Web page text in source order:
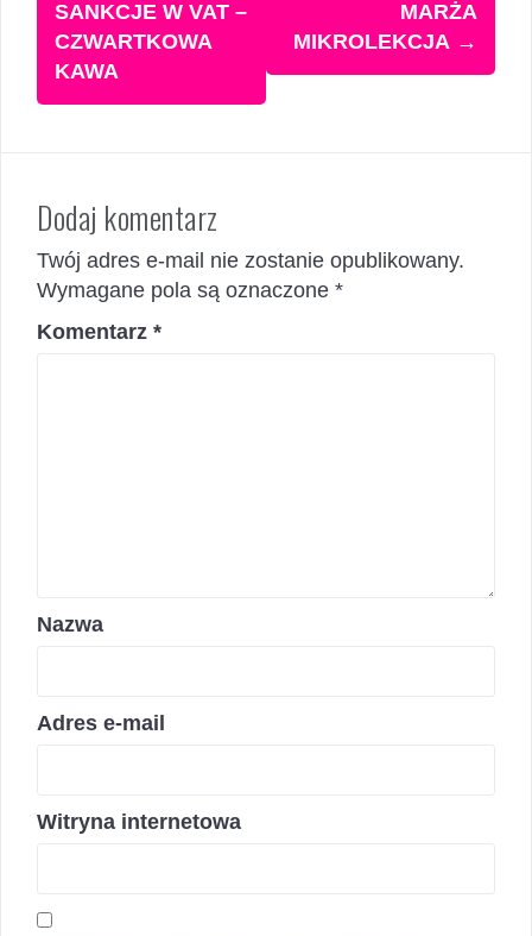
wpisy
SANKCJE W VAT –
CZWARTKOWA
KAWA
MARŻA
MIKROLEKCJA →
Dodaj komentarz
Twój adres e-mail nie zostanie opublikowany.
Wymagane pola są oznaczone *
Komentarz *
Nazwa
Adres e-mail
Witryna internetowa